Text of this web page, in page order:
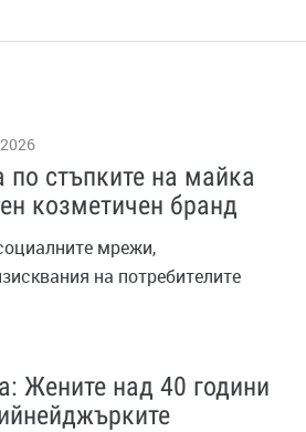
стъпките на майка
козметичен бранд
мрежи,
на потребителите
Жените над 40 години